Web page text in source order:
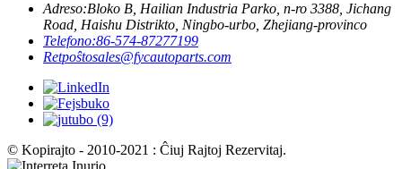
Adreso:Bloko B, Hailian Industria Parko, n-ro 3388, Jichang
Road, Haishu Distrikto, Ningbo-urbo, Zhejiang-provinco
Telefono:86-574-87277199
Retpoŝtosales@fycautoparts.com
© Kopirajto - 2010-2021 : Ĉiuj Rajtoj Rezervitaj.